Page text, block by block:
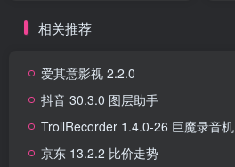
相关推荐
爱其意影视 2.2.0
抖音 30.3.0 图层助手
TrollRecorder 1.4.0-26 巨魔录音机
京东 13.2.2 比价走势